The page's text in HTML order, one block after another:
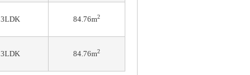
3LDK 84.76m2
3LDK 84.76m2